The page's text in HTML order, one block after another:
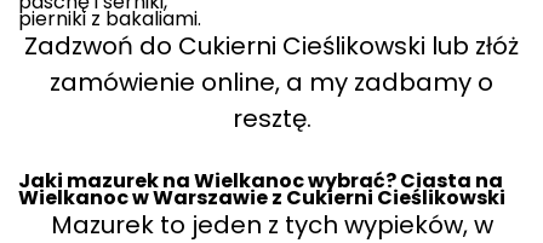
pierniki z bakaliami.
Zadzwoń do Cukierni Cieślikowski lub złóż
zamówienie online, a my zadbamy o
resztę.
Jaki mazurek na Wielkanoc wybrać? Ciasta na
Wielkanoc w Warszawie z Cukierni Cieślikowski
Mazurek to jeden z tych wypieków, w